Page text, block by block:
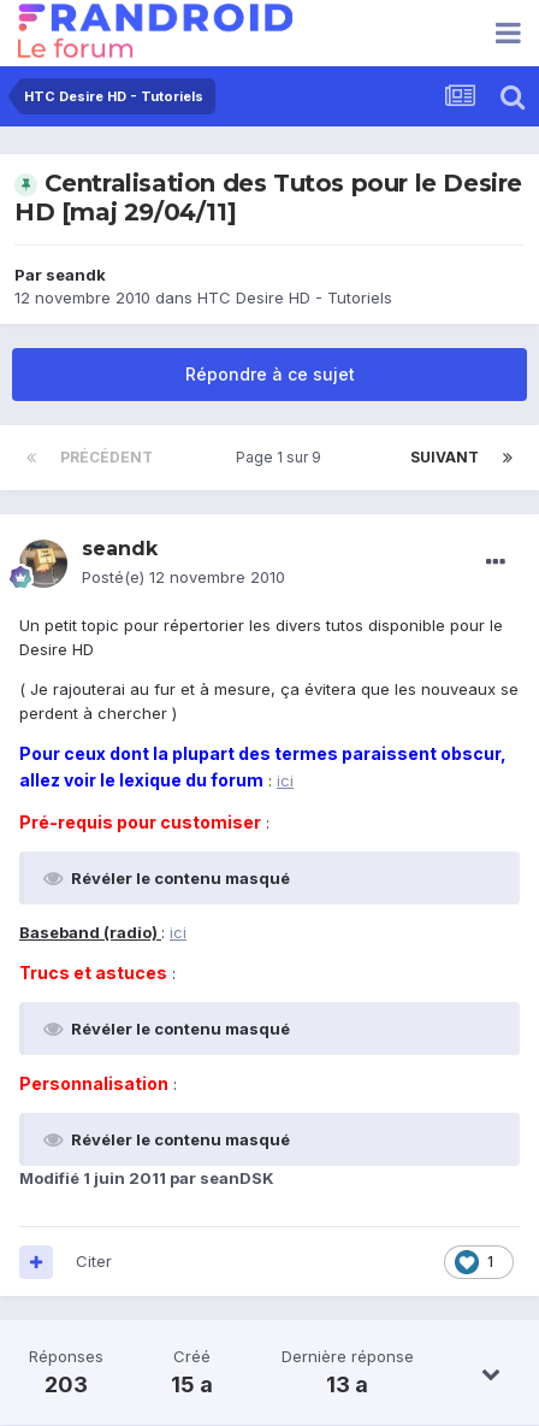
HTC Desire HD - Tutoriels
Centralisation des Tutos pour le Desire
HD [maj 29/04/11]
Par seandk
12 novembre 2010 dans HTC Desire HD - Tutoriels
Répondre à ce sujet
PRÉCÉDENT SUIVANT
Page 1 sur 9
seandk
Posté(e) 12 novembre 2010
Un petit topic pour répertorier les divers tutos disponible pour le
Desire HD
( Je rajouterai au fur et à mesure, ça évitera que les nouveaux se
perdent à chercher )
Pour ceux dont la plupart des termes paraissent obscur,
allez voir le lexique du forum : ici
Pré-requis pour customiser :
Révéler le contenu masqué
Baseband (radio) : ici
Trucs et astuces :
Révéler le contenu masqué
Personnalisation :
Révéler le contenu masqué
Modifié 1 juin 2011 par seanDSK
1
Citer
Réponses
203
Créé
15 a
Dernière réponse
13 a